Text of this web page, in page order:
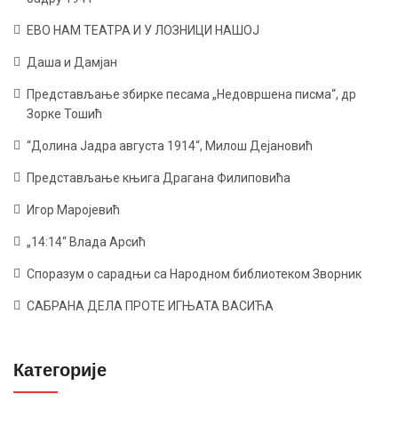
ЕВО НАМ ТЕАТРА И У ЛОЗНИЦИ НАШОЈ
Даша и Дамјан
Представљање збирке песама „Недовршена писма“, др
Зорке Тошић
“Долина Јадра августа 1914“, Милош Дејановић
Представљање књига Драгана Филиповића
Игор Маројевић
„14:14“ Влада Арсић
Споразум о сарадњи са Народном библиотеком Зворник
САБРАНА ДЕЛА ПРОТЕ ИГЊАТА ВАСИЋА
Категорије